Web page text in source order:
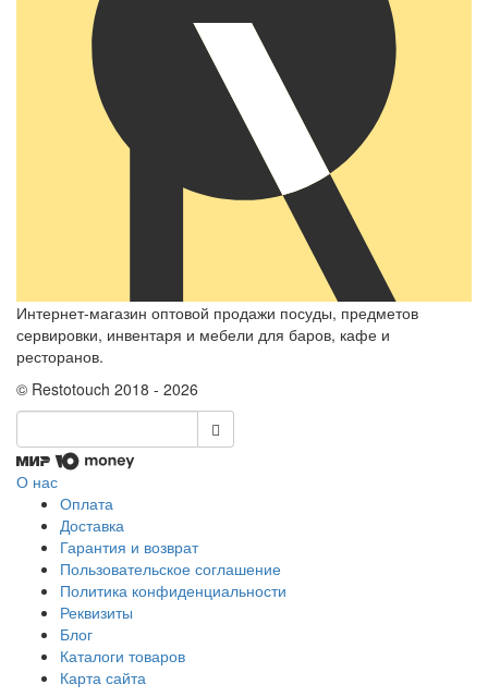
Интернет-магазин оптовой продажи посуды, предметов
сервировки, инвентаря и мебели для баров, кафе и
ресторанов.
© Restotouch 2018 - 2026
О нас
Оплата
Доставка
Гарантия и возврат
Пользовательское соглашение
Политика конфиденциальности
Реквизиты
Блог
Каталоги товаров
Карта сайта